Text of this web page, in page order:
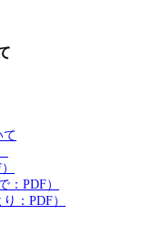
て
：PDF）
：PDF）